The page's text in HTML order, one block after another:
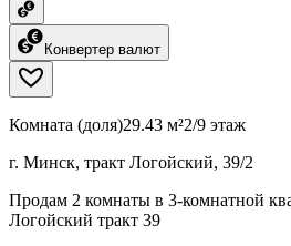
Конвертер валют
Комната (доля)29.43 м²2/9 этаж
г. Минск, тракт Логойский, 39/2
Продам 2 комнаты в 3-комнатной
Логойский тракт 39